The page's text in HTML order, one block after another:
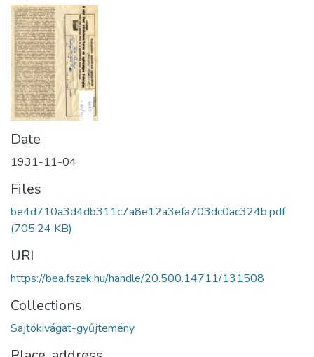
Date
1931-11-04
Files
be4d710a3d4db311c7a8e12a3efa703dc0ac324b.pdf
(705.24 KB)
URI
https://bea.fszek.hu/handle/20.500.14711/131508
Collections
Sajtókivágat-gyűjtemény